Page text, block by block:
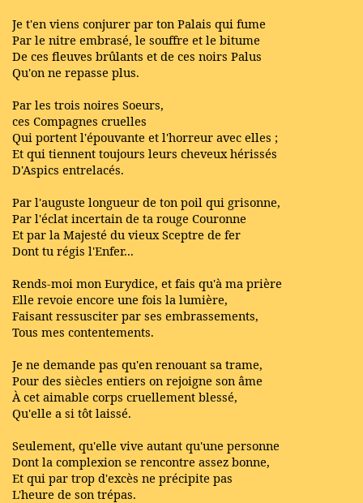
Je t'en viens conjurer par ton Palais qui fume
Par le nitre embrasé, le souffre et le bitume
De ces fleuves brûlants et de ces noirs Palus
Qu'on ne repasse plus.
Par les trois noires Soeurs,
ces Compagnes cruelles
Qui portent l'épouvante et l'horreur avec elles ;
Et qui tiennent toujours leurs cheveux hérissés
D'Aspics entrelacés.
Par l'auguste longueur de ton poil qui grisonne,
Par l'éclat incertain de ta rouge Couronne
Et par la Majesté du vieux Sceptre de fer
Dont tu régis l'Enfer...
Rends-moi mon Eurydice, et fais qu'à ma prière
Elle revoie encore une fois la lumière,
Faisant ressusciter par ses embrassements,
Tous mes contentements.
Je ne demande pas qu'en renouant sa trame,
Pour des siècles entiers on rejoigne son âme
À cet aimable corps cruellement blessé,
Qu'elle a si tôt laissé.
Seulement, qu'elle vive autant qu'une personne
Dont la complexion se rencontre assez bonne,
Et qui par trop d'excès ne précipite pas
L'heure de son trépas.